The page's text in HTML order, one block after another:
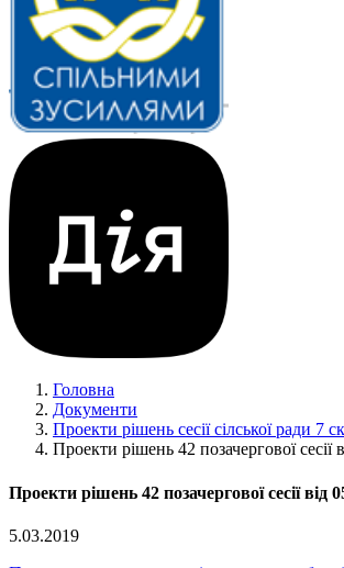
Головна
Документи
Проекти рішень сесії сілської ради 7
Проекти рішень 42 позачергової сесії
Проекти рішень 42 позачергової сесії від
5.03.2019